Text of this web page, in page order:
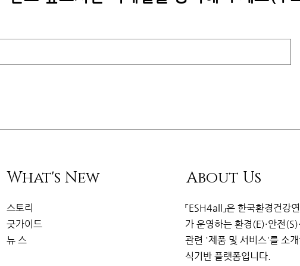
What's New
스토리
굿가이드
뉴 스
About Us
「ESH4all」은한국환경건강
가운영하는 환경(E)·안전
관련 '제품 및 서비스'를 소
식기반 플랫폼입니다.